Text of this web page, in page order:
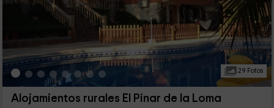
29 Fotos
Alojamientos rurales El Pinar de la Loma